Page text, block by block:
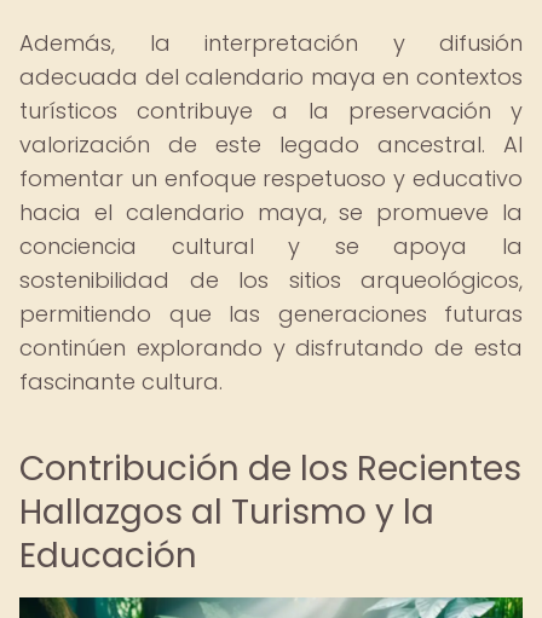
Además, la interpretación y difusión
adecuada del calendario maya en contextos
turísticos contribuye a la preservación y
valorización de este legado ancestral. Al
fomentar un enfoque respetuoso y educativo
hacia el calendario maya, se promueve la
conciencia cultural y se apoya la
sostenibilidad de los sitios arqueológicos,
permitiendo que las generaciones futuras
continúen explorando y disfrutando de esta
fascinante cultura.
Contribución de los Recientes
Hallazgos al Turismo y la
Educación